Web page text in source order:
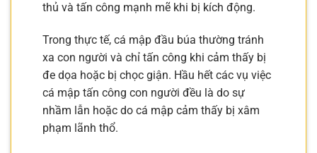
thủ và tấn công mạnh mẽ khi bị kích động.
Trong thực tế, cá mập đầu búa thường tránh
xa con người và chỉ tấn công khi cảm thấy bị
đe dọa hoặc bị chọc giận. Hầu hết các vụ việc
cá mập tấn công con người đều là do sự
nhầm lẫn hoặc do cá mập cảm thấy bị xâm
phạm lãnh thổ.